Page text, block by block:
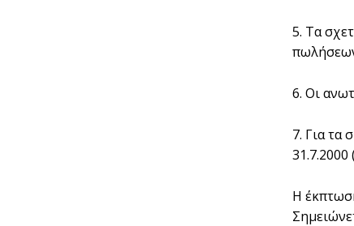
5. Τα
6. Οι
7. Για τα
31.7.2000
Η